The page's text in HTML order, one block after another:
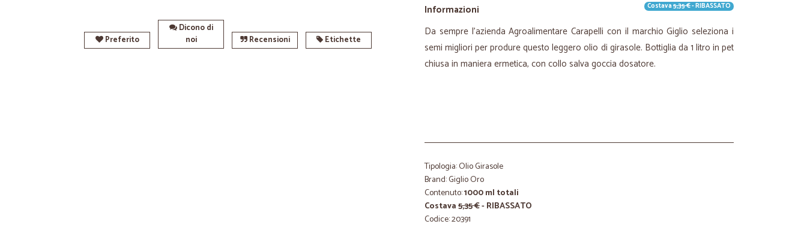
Preferito
Dicono di
noi
Recensioni Etichette
Informazioni Costava5,35 €- RIBASSATO
Da sempre l'azienda Agroalimentare Carapelli con il marchio Giglio seleziona i
semi migliori per produre questo leggero olio di girasole. Bottiglia da 1 litro in pet
chiusa in maniera ermetica, con collo salva goccia dosatore.
Tipologia: Olio Girasole
Brand: Giglio Oro
Contenuto:1000 ml totali
Costava5,35 €- RIBASSATO
Codice: 20391